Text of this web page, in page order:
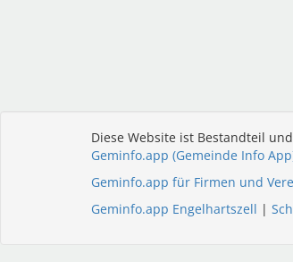
Diese Website ist Bestandteil
Geminfo.app (Gemeinde Info
Geminfo.app für Firmen und
Geminfo.app Engelhartszell |